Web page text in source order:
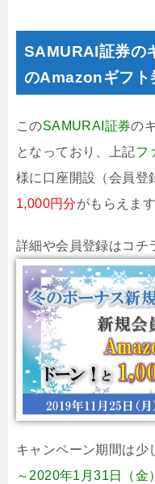
SAMURAI証券の
のAmazonギフト
このSAMURAI証券の
となっており、上記フ
様に口座開設（会員登
1,000円分がもらえます
詳細や会員登録はコ
キャンペーン期間は少
～2020年1月31日（金）